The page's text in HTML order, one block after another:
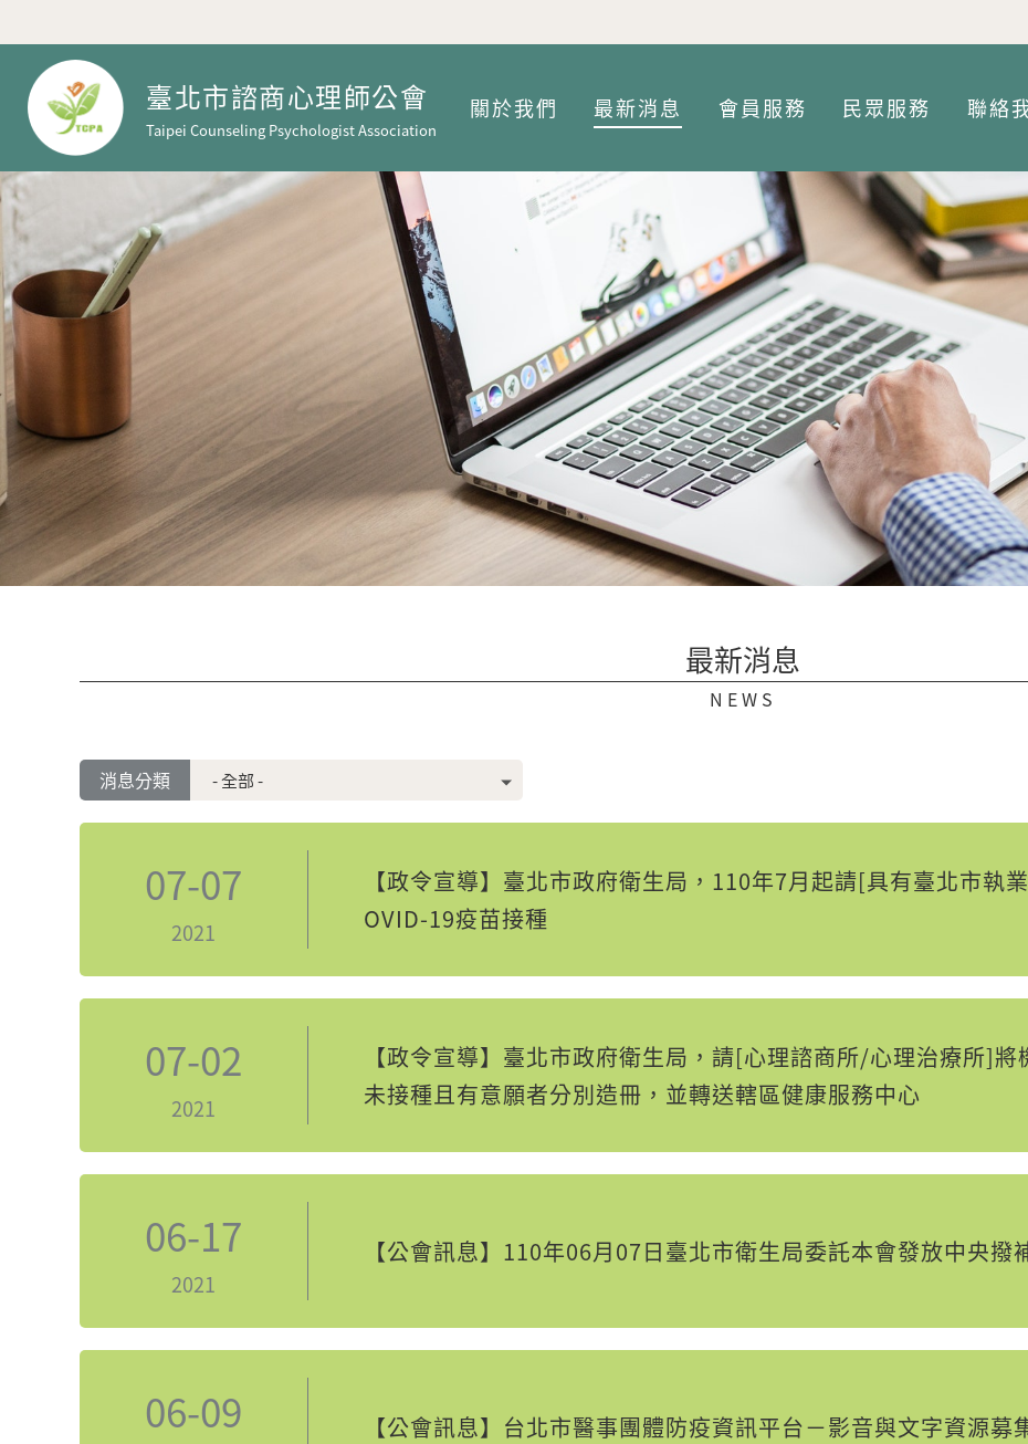
臺北市諮商心理師公會
Taipei Counseling Psychologist Association
關於我們 最新消息 會員服務 民眾服務 聯絡
最新消息
NEWS
消息分類
07-07
2021
【政令宣導】臺北市政府衛生局，110年7月起請[具有臺北市執
OVID-19疫苗接種
07-02
2021
【政令宣導】臺北市政府衛生局，請[心理諮商所/心理治療所]
未接種且有意願者分別造冊，並轉送轄區健康服務中心
06-17
2021
【公會訊息】110年06月07日臺北市衛生局委託本會發放中央撥
06-09 【公會訊息】台北市醫事團體防疫資訊平台－影音與文字資源募